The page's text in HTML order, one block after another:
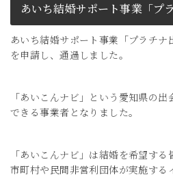
あいち結婚サポート事業「プ
あいち結婚サポート事業「プラチ
を申請し、通過しました。
「あいこんナビ」という愛知県の
できる事業者となりました。
「あいこんナビ」は結婚を希望す
市町村や民間非営利団体が実施する